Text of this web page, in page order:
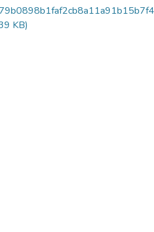
KB)